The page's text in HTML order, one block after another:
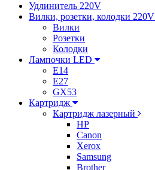
Удлинитель 220V
Вилки, розетки, колодки 220V
Вилки
Розетки
Колодки
Лампочки LED
E14
E27
GX53
Картридж
Картридж лазерный
HP
Canon
Xerox
Samsung
Brother